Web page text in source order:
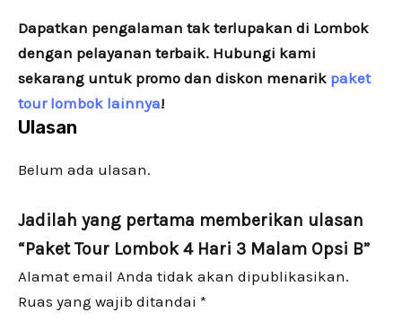
Dapatkan pengalaman tak terlupakan di Lombok
dengan pelayanan terbaik. Hubungi kami
sekarang untuk promo dan diskon menarik paket
tour lombok lainnya!
Ulasan
Belum ada ulasan.
Jadilah yang pertama memberikan ulasan
“Paket Tour Lombok 4 Hari 3 Malam Opsi B”
Alamat email Anda tidak akan dipublikasikan.
Ruas yang wajib ditandai *